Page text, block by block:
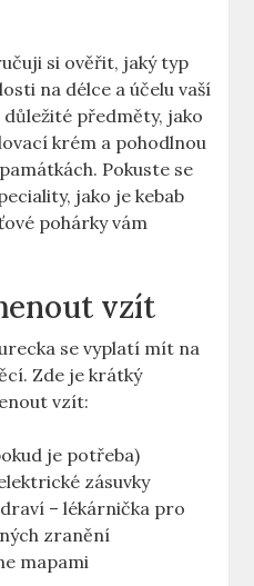
si ověřit, jaký typ
na délce a účelu vaší
předměty, jako
krém a pohodlnou
Pokuste se
jako je kebab
pohárky vám
vzít
se vyplatí mít na
Zde je krátký
vzít:
je potřeba)
zásuvky
– lékárnička pro
zranění
mapami